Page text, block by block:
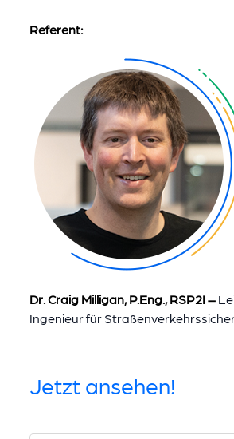
Referent:
Dr. Craig Milligan, P.Eng., RSP2I –
Ingenieur für
Jetzt ansehen!